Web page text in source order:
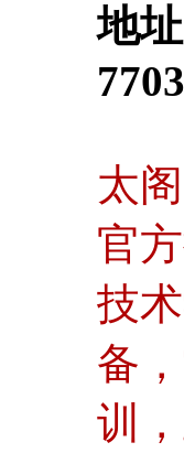
地址
太
官
技
备
训